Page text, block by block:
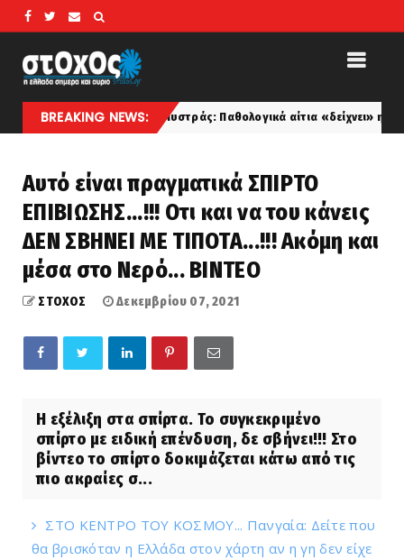
BREAKING NEWS:
koinonia Μυστράς: Παθολογικά αίτια «δείχνει» η πρώτη
Αυτό είναι πραγματικά ΣΠΙΡΤΟ
ΕΠΙΒΙΩΣΗΣ...!!! Οτι και να του κάνεις
ΔΕΝ ΣΒΗΝΕΙ ΜΕ ΤΙΠΟΤΑ...!!! Ακόμη και
μέσα στο Νερό... ΒΙΝΤΕΟ
ΣΤΟΧΟΣ Δεκεμβρίου 07, 2021
Η εξέλιξη στα σπίρτα. Το συγκεκριμένο
σπίρτο με ειδική επένδυση, δε σβήνει!!! Στο
βίντεο το σπίρτο δοκιμάζεται κάτω από τις
πιο ακραίες σ...
ΣΤΟ ΚΕΝΤΡΟ ΤΟΥ ΚΟΣΜΟΥ... Πανγαία: Δείτε που
θα βρισκόταν η Ελλάδα στον χάρτη αν η γη δεν είχε